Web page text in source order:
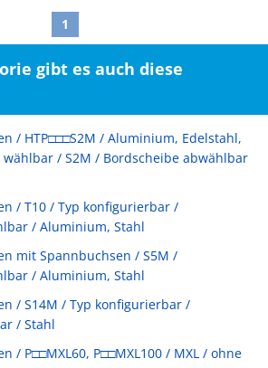
1
gibt es auch diese
/ HTP□□□S2M / Aluminium, Edelstahl,
/ S2M / Bordscheibe abwählbar
/ T10 / Typ konfigurierbar /
/ Aluminium, Stahl
mit Spannbuchsen / S5M /
/ Aluminium, Stahl
/ S14M / Typ konfigurierbar /
/ Stahl
/ P□□MXL60, P□□MXL100 / MXL / ohne